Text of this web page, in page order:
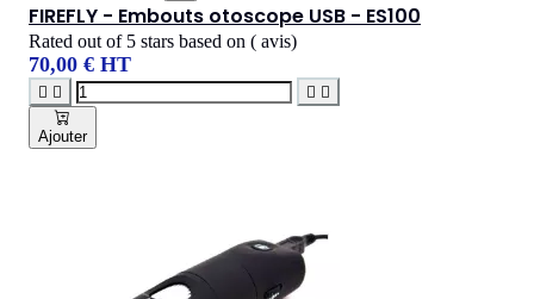
FIREFLY - Embouts otoscope USB - ES100
Rated out of 5 stars based on ( avis)
70,00 € HT
   
Ajouter